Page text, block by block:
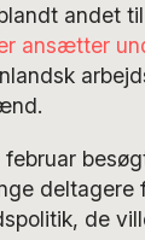
andet
ansætter
deltagere
de